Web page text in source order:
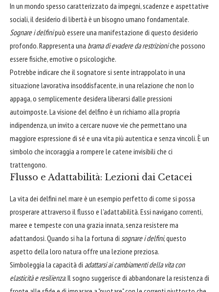
In un mondo spesso caratterizzato da impegni, scadenze e aspettative
sociali, il desiderio di libertà è un bisogno umano fondamentale.
Sognare i delfinipuò essere una manifestazione di questo desiderio
profondo. Rappresenta una brama di evadere da restrizioniche possono
essere fisiche, emotive o psicologiche.
Potrebbe indicare che il sognatore si sente intrappolato in una
situazione lavorativa insoddisfacente, in una relazione che non lo
appaga, o semplicemente desidera liberarsi dalle pressioni
autoimposte. La visione del delfino è un richiamo alla propria
indipendenza, un invito a cercare nuove vie che permettano una
maggiore espressione di sé e una vita più autentica e senza vincoli. È un
simbolo che incoraggia a rompere le catene invisibili che ci
trattengono.
Flusso e Adattabilità: Lezioni dai Cetacei
La vita dei delfini nel mare è un esempio perfetto di come si possa
prosperare attraverso il flusso e l'adattabilità. Essi navigano correnti,
maree e tempeste con una grazia innata, senza resistere ma
adattandosi. Quando si ha la fortuna di sognare i delfini, questo
aspetto della loro natura offre una lezione preziosa.
Simboleggia la capacità di adattarsi ai cambiamenti della vita con
elasticità e resilienza. Il sogno suggerisce di abbandonare la resistenza di